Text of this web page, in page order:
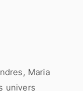
Maria
univers